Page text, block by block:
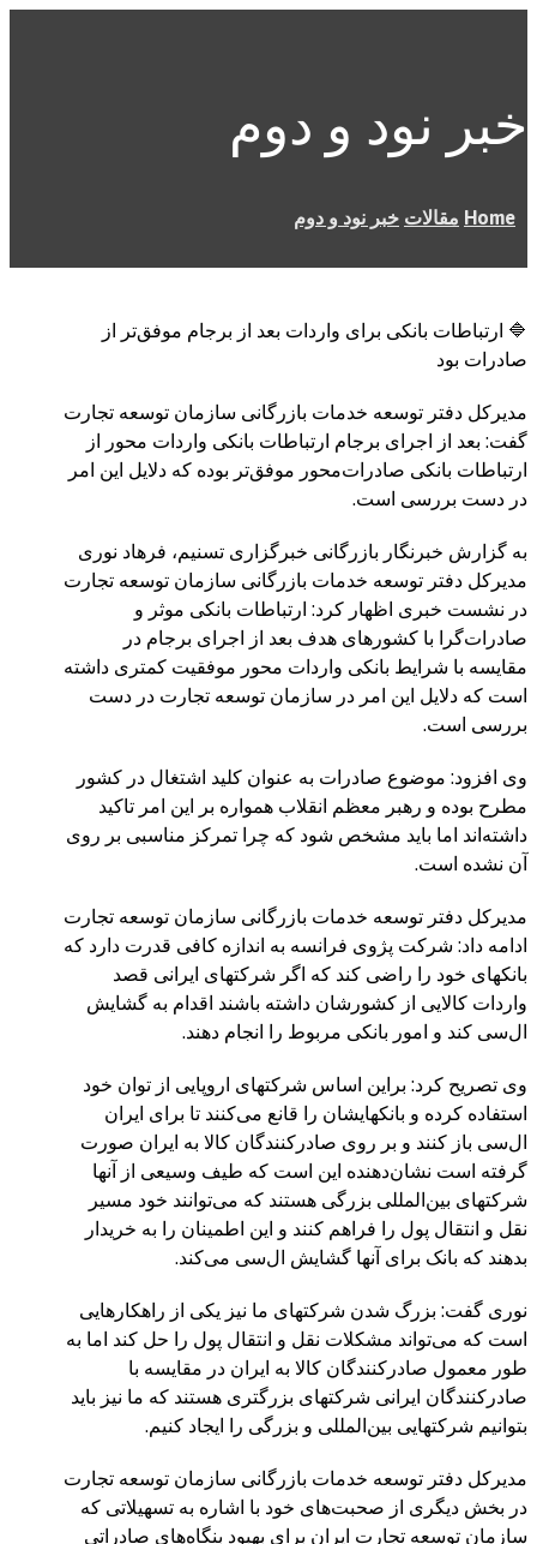
خبر نود و دوم
Home مقالات خبر نود و دوم
🔷 ارتباطات بانکی برای واردات بعد از برجام موفق‌تر از
صادرات بود
مدیرکل دفتر توسعه خدمات بازرگانی سازمان توسعه تجارت
گفت: بعد از اجرای برجام ارتباطات بانکی واردات محور از
ارتباطات بانکی صادرات‌محور موفق‌تر بوده که دلایل این امر
در دست بررسی است.
به گزارش خبرنگار بازرگانی خبرگزاری تسنیم، فرهاد نوری
مدیرکل دفتر توسعه خدمات بازرگانی سازمان توسعه تجارت
در نشست خبری اظهار کرد: ارتباطات بانکی موثر و
صادرات‌گرا با کشورهای هدف بعد از اجرای برجام در
مقایسه با شرایط بانکی واردات محور موفقیت کمتری داشته
است که دلایل این امر در سازمان توسعه تجارت در دست
بررسی است.
وی افزود: موضوع صادرات به عنوان کلید اشتغال در کشور
مطرح بوده و رهبر معظم انقلاب همواره بر این امر تاکید
داشته‌اند اما باید مشخص شود که چرا تمرکز مناسبی بر روی
آن نشده است.
مدیرکل دفتر توسعه خدمات بازرگانی سازمان توسعه تجارت
ادامه داد: شرکت پژوی فرانسه به اندازه کافی قدرت دارد که
بانکهای خود را راضی کند که اگر شرکتهای ایرانی قصد
واردات کالایی از کشورشان داشته باشند اقدام به گشایش
ال‌سی کند و امور بانکی مربوط را انجام دهند.
وی تصریح کرد: براین اساس شرکتهای اروپایی از توان خود
استفاده کرده و بانکهایشان را قانع می‌کنند تا برای ایران
ال‌سی باز کنند و بر روی صادر‌کنندگان کالا به ایران صورت
گرفته است نشان‌دهنده این است که طیف وسیعی از آنها
شرکتهای بین‌المللی بزرگی هستند که می‌توانند خود مسیر
نقل و انتقال پول را فراهم کنند و این اطمینان را به خریدار
بدهند که بانک برای آنها گشایش ال‌سی می‌کند.
نوری گفت: بزرگ شدن شرکتهای ما نیز یکی از راهکارهایی
است که می‌تواند مشکلات نقل و انتقال پول را حل کند اما به
طور معمول صادرکنندگان کالا به ایران در مقایسه با
صادرکنندگان ایرانی شرکتهای بزرگتری هستند که ما نیز باید
بتوانیم شرکتهایی بین‌المللی و بزرگی را ایجاد کنیم.
مدیرکل دفتر توسعه خدمات بازرگانی سازمان توسعه تجارت
در بخش دیگری از صحبت‌های خود با اشاره به تسهیلاتی که
سازمان توسعه تجارت ایران برای بهبود بنگاه‌های صادراتی